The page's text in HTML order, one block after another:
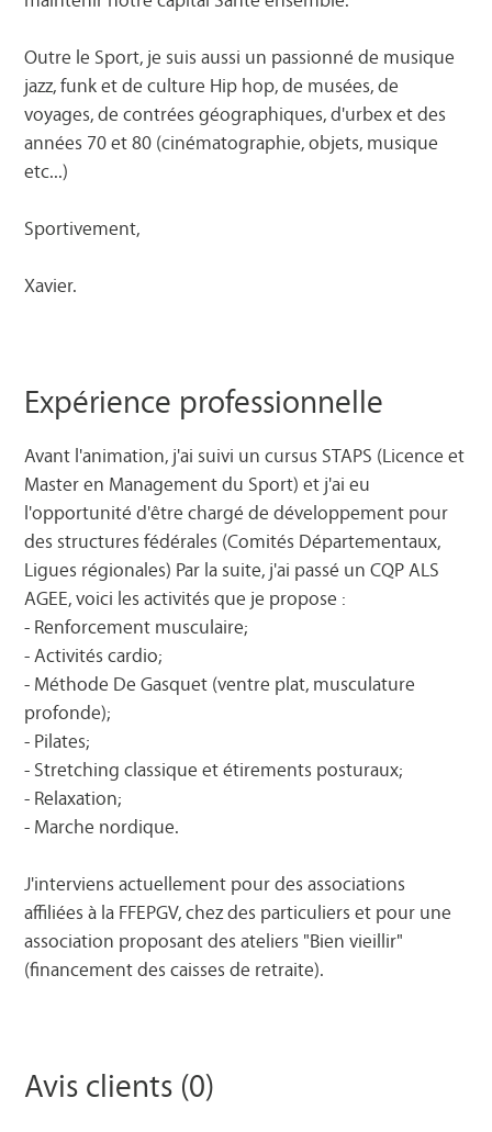
Outre le Sport, je suis aussi un passionné de musique
jazz, funk et de culture Hip hop, de musées, de
voyages, de contrées géographiques, d'urbex et des
années 70 et 80 (cinématographie, objets, musique
etc...)
Sportivement,
Xavier.
Expérience professionnelle
Avant l'animation, j'ai suivi un cursus STAPS (Licence et
Master en Management du Sport) et j'ai eu
l'opportunité d'être chargé de développement pour
des structures fédérales (Comités Départementaux,
Ligues régionales) Par la suite, j'ai passé un CQP ALS
AGEE, voici les activités que je propose :
- Renforcement musculaire;
- Activités cardio;
- Méthode De Gasquet (ventre plat, musculature
profonde);
- Pilates;
- Stretching classique et étirements posturaux;
- Relaxation;
- Marche nordique.
J'interviens actuellement pour des associations
affiliées à la FFEPGV, chez des particuliers et pour une
association proposant des ateliers "Bien vieillir"
(financement des caisses de retraite).
Avis clients (0)